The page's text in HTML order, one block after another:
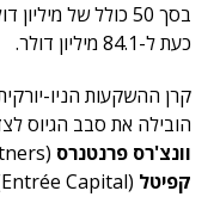
בסך 50 כולל של
כעת ל-84.1 מיליון דולר.
קרן ההשקעות הניו-
הובילה את סבב הגיוס
וונצ'רס פרנטנרס (Insight Venture Partners)
קפיטל (Entrée Capital).